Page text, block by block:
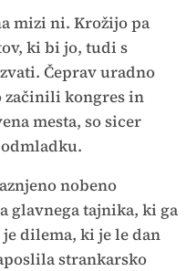
mizi ni. Krožijo pa
ki bi jo, tudi s
Čeprav uradno
začinili kongres in
mesta, so sicer
nobeno
glavnega tajnika, ki ga
dilema, ki je le dan
strankarsko